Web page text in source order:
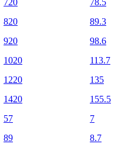
720 78.5
820 89.3
920 98.6
1020 113.7
1220 135
1420 155.5
57 7
89 8.7